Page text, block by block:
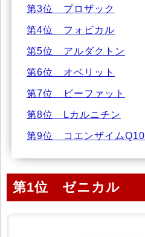
第3位 プロザック
第4位 フォビカル
第5位 アルダクトン
第6位 オベリット
第7位 ビーファット
第8位 Lカルニチン
第9位 コエンザイムQ10
第1位 ゼニカル